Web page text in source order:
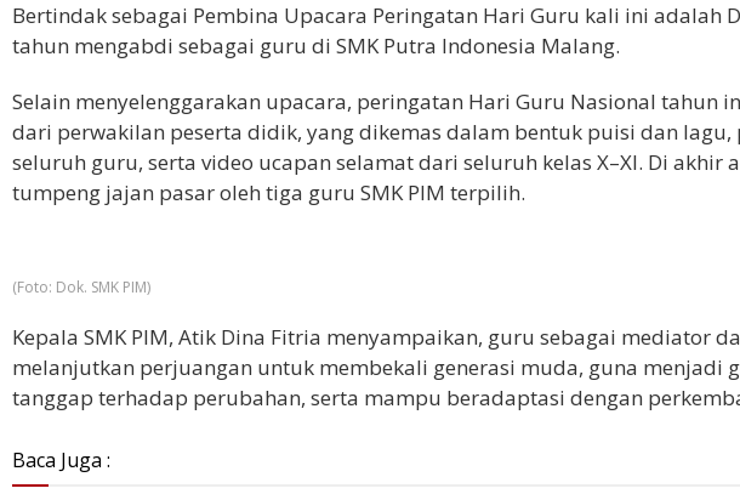
Bertindak sebagai Pembina Upacara Peringatan Hari Guru kali ini adalah
tahun mengabdi sebagai guru di SMK Putra Indonesia Malang.
Selain menyelenggarakan upacara, peringatan Hari Guru Nasional tahun
dari perwakilan peserta didik, yang dikemas dalam bentuk puisi dan
seluruh guru, serta video ucapan selamat dari seluruh kelas X–XI. Di akhir
tumpeng jajan pasar oleh tiga guru SMK PIM terpilih.
(Foto: Dok. SMK PIM)
Kepala SMK PIM, Atik Dina Fitria menyampaikan, guru sebagai mediator
melanjutkan perjuangan untuk membekali generasi muda, guna menjadi
tanggap terhadap perubahan, serta mampu beradaptasi dengan
Baca Juga :